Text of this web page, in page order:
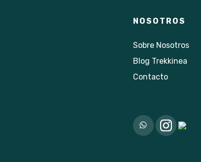
NOSOTROS
Sobre Nosotros
Blog Trekkinea
Contacto